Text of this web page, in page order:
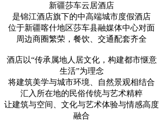
新疆莎车云居酒店
是锦江酒店旗下的中高端城市度假酒店
位于新疆喀什地区莎车县融媒体中心对面
周边商圈繁荣，餐饮、交通配套齐全
酒店以“传承属地人居文化，构建都市惬意
生活”为理念
将建筑美学与城市环境、自然景观相结合
汇入所在地的民俗传统与艺术精粹
让建筑与空间、文化与艺术体验与情感高度
融合